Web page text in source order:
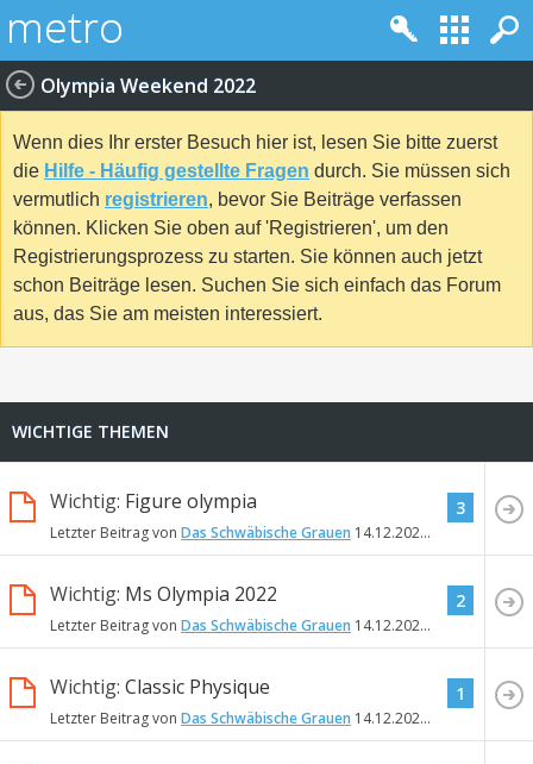
Olympia Weekend 2022
Wenn dies Ihr erster Besuch hier ist, lesen Sie bitte zuerst
die Hilfe - Häufig gestellte Fragen durch. Sie müssen sich
vermutlich registrieren, bevor Sie Beiträge verfassen
können. Klicken Sie oben auf 'Registrieren', um den
Registrierungsprozess zu starten. Sie können auch jetzt
schon Beiträge lesen. Suchen Sie sich einfach das Forum
aus, das Sie am meisten interessiert.
WICHTIGE THEMEN
Wichtig: Figure olympia
Letzter Beitrag von Das Schwäbische Grauen 14.12.2022
3
Wichtig: Ms Olympia 2022
Letzter Beitrag von Das Schwäbische Grauen 14.12.2022
2
Wichtig: Classic Physique
Letzter Beitrag von Das Schwäbische Grauen 14.12.2022
1